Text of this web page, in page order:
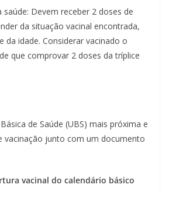
saúde: Devem receber 2 doses de
da situação vacinal encontrada,
da idade. Considerar vacinado o
que comprovar 2 doses da tríplice
de Saúde (UBS) mais próxima e
vacinação junto com um documento
vacinal do calendário básico